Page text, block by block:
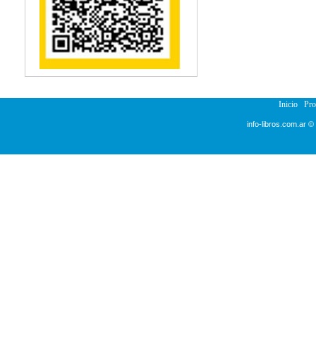
Reumatología
Salud Pública
Semiología
Terapia Ocupacional
Urología
Inicio
info-libros.com.ar